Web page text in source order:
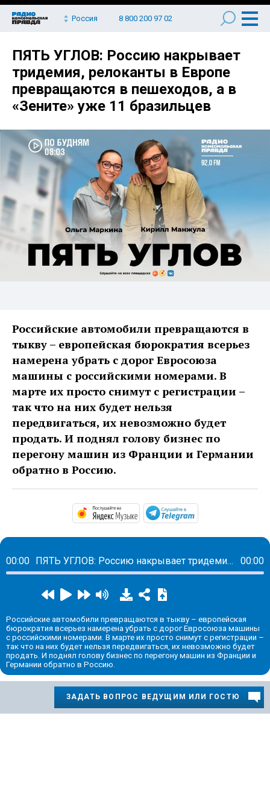
Россия 8 800 200 97 02
ПЯТЬ УГЛОВ: Россию накрывает
тридемия, релоканты в Европе
превращаются в пешеходов, а в
«Зените» уже 11 бразильцев
Российские автомобили превращаются в
тыкву – европейская бюрократия всерьез
намерена убрать с дорог Евросоюза
машины с российскими номерами. В
марте их просто снимут с регистрации –
так что на них будет нельзя
передвигаться, их невозможно будет
продать. И поднял голову бизнес по
перегону машин из Франции и Германии
обратно в Россию.
https://music.yandex.ru/
00:00 ПЯТЬ УГЛОВ: Россию накрывает тридемия, релоканты в Европе превращаются в пешеходов, а в «Зените» уже 11 бразильцев 00:00
Российские автомобили превращаются в тыкву – европейская
бюрократия всерьез намерена убрать с дорог Евросоюза машины
с российскими номерами. В марте их просто снимут с регистрации –
так что на них будет нельзя передвигаться, их невозможно будет
продать. И поднял голову бизнес по перегону машин из Франции и
Германии обратно в Россию.
ЗАДАТЬ ВОПРОС ВЕДУЩИМ ИЛИ ГОСТЮ